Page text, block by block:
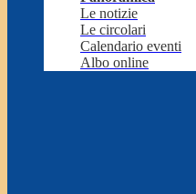
Le notizie
Le circolari
Calendario eventi
Albo online